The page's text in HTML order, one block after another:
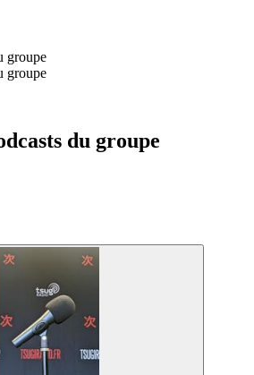
groupe
groupe
du groupe